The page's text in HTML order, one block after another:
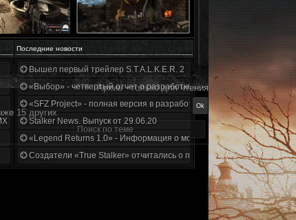
Последние новости
1.3.5.ООП.МА.К.
Вышел первый трейлер S.T.A.L.K.E.R. 2
«Выбор» - четвертый отчет о разработке!
«SFZ Project» - полная версия в разработке!
Stalker News. Выпуск от 29.06.20
«Legend Returns 1.0» - Информация о моде за июнь 2020
Создатели «True Stalker» отчитались о проделанной работе
Архив - только для чтения
15 других